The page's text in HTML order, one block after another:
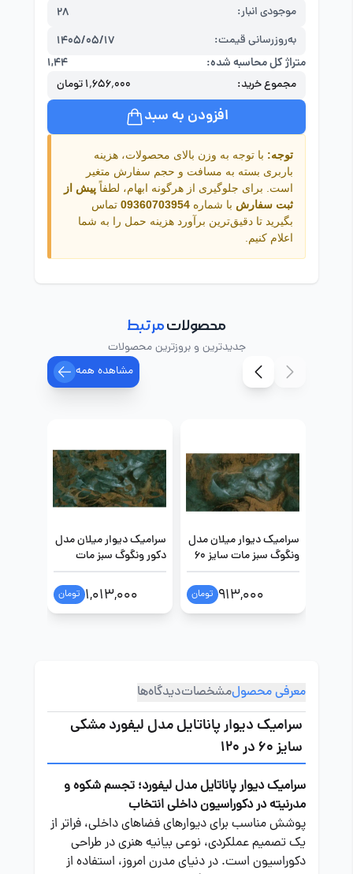
موجودی انبار: 28
به‌روزرسانی قیمت:
1405/05/17
متراژ کل محاسبه شده:
۱,۴۴
مجموع خرید: ۱٬۶۵۶٬۰۰۰ تومان
افزودن به سبد
توجه: با توجه به وزن بالای محصولات، هزینه
باربری بسته به مسافت و حجم سفارش متغیر
است. برای جلوگیری از هرگونه ابهام، لطفاً پیش از
ثبت سفارش با شماره 09360703954 تماس
بگیرید تا دقیق‌ترین برآورد هزینه حمل را به شما
اعلام کنیم.
محصولاتمرتبط
جدیدترین و بروزترین محصولات
مشاهده همه
سرامیک دیوار میلان مدل
ونگوگ سبز مات سایز 60
در 120
913,000 تومان
سرامیک دیوار میلان مدل
دکور ونگوگ سبز مات
سایز 60 در 120
1,013,000 تومان
معرفی محصولمشخصاتدیدگاه‌ها
سرامیک دیوار پاناتایل مدل لیفورد مشکی
سایز 60 در 120
سرامیک دیوار پاناتایل مدل لیفورد؛ تجسم شکوه و
مدرنیته در دکوراسیون داخلی انتخاب
پوشش مناسب برای دیوارهای فضاهای داخلی، فراتر از
یک تصمیم عملکردی، نوعی بیانیه هنری در طراحی
دکوراسیون است. در دنیای مدرن امروز، استفاده از